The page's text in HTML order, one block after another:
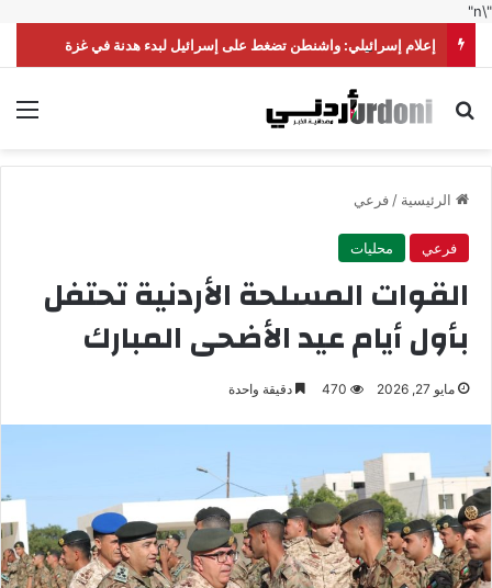
"\n"
إعلام إسرائيلي: واشنطن تضغط على إسرائيل لبدء هدنة في غزة
بحث عن
الرئيسية /فرعي
فرعي محليات
القوات المسلحة الأردنية تحتفل
بأول أيام عيد الأضحى المبارك
مايو 27, 2026 470 دقيقة واحدة